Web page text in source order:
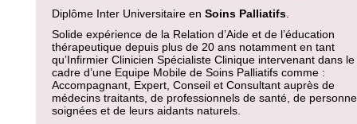
Diplôme Inter Universitaire en Soins Palliatifs
Solide expérience de la Relation d’Aide et de l’éducation
thérapeutique depuis plus de 20 ans notamment en tant
qu’Infirmier Clinicien Spécialiste Clinique intervenant dans le
cadre d’une Equipe Mobile de Soins Palliatifs comme :
Accompagnant, Expert, Conseil et Consultant auprès de
médecins traitants, de professionnels de santé, de
soignées et de leurs aidants naturels.